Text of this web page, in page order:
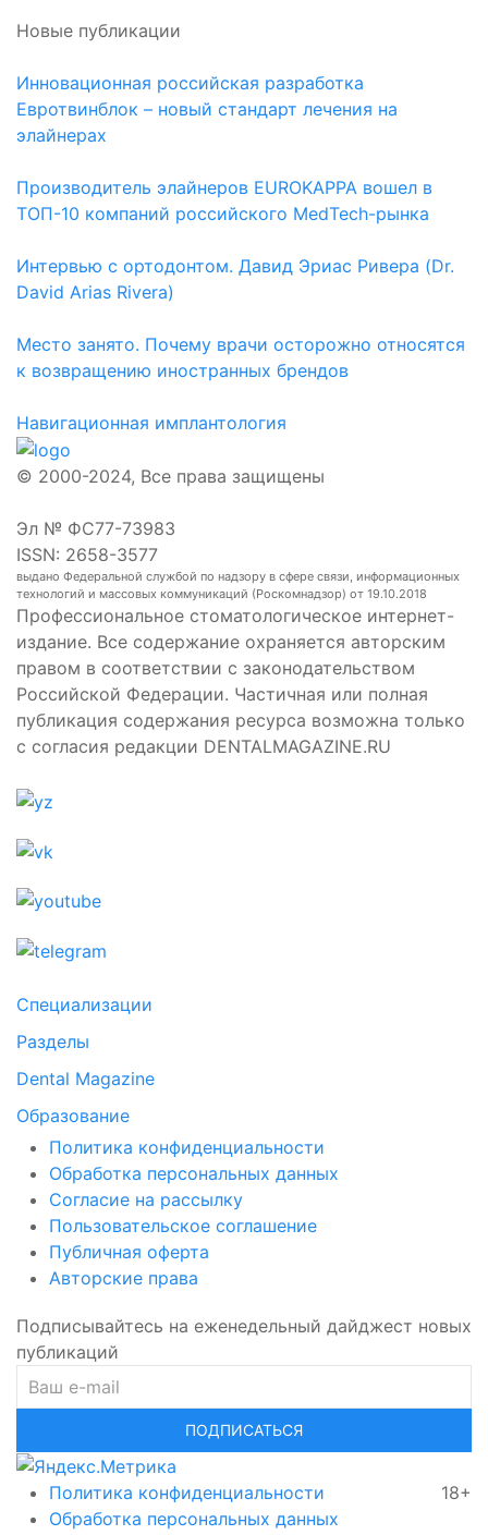
Новые публикации
Инновационная российская разработка
Евротвинблок – новый стандарт лечения на
элайнерах
Производитель элайнеров EUROKAPPA вошел в
ТОП-10 компаний российского MedTech-рынка
Интервью с ортодонтом. Давид Эриас Ривера (Dr.
David Arias Rivera)
Место занято. Почему врачи осторожно относятся
к возвращению иностранных брендов
Навигационная имплантология
© 2000-2024, Все права защищены
Эл № ФС77-73983
ISSN: 2658-3577
выдано Федеральной службой по надзору в сфере связи, информационных
технологий и массовых коммуникаций (Роскомнадзор) от 19.10.2018
Профессиональное стоматологическое интернет-
издание. Все содержание охраняется авторским
правом в соответствии с законодательством
Российской Федерации. Частичная или полная
публикация содержания ресурса возможна только
с согласия редакции DENTALMAGAZINE.RU
Специализации
Разделы
Dental Magazine
Образование
Политика конфиденциальности
Обработка персональных данных
Согласие на рассылку
Пользовательское соглашение
Публичная оферта
Авторские права
Подписывайтесь на еженедельный дайджест новых
публикаций
ПОДПИСАТЬСЯ
Политика конфиденциальности
Обработка персональных данных
18+